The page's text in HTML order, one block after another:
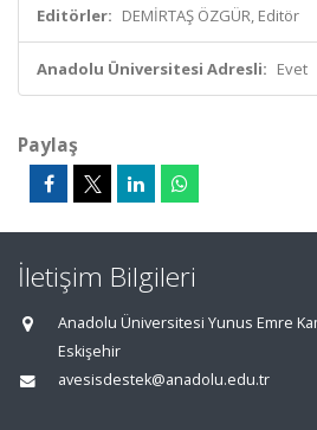
Editörler: DEMİRTAŞ ÖZGÜR, Editör
Anadolu Üniversitesi Adresli: Evet
Paylaş
İletişim Bilgileri
Anadolu Üniversitesi Yunus Emre
Eskişehir
avesisdestek@anadolu.edu.tr